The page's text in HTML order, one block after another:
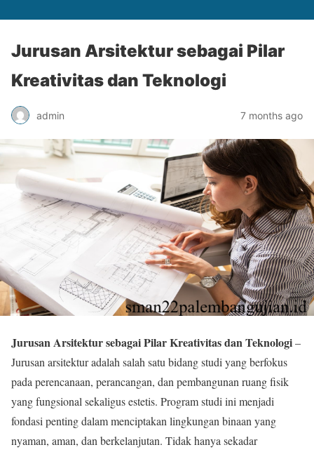
Jurusan Arsitektur sebagai Pilar
Kreativitas dan Teknologi
admin 7 months ago
Jurusan Arsitektur sebagai Pilar Kreativitas dan Teknologi–
Jurusan arsitektur adalah salah satu bidang studi yang berfokus
pada perencanaan, perancangan, dan pembangunan ruang fisik
yang fungsional sekaligus estetis. Program studi ini menjadi
fondasi penting dalam menciptakan lingkungan binaan yang
nyaman, aman, dan berkelanjutan. Tidak hanya sekadar